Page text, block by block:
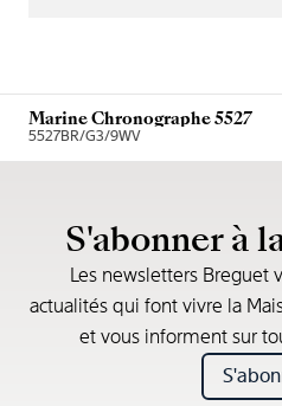
Marine Chronographe 5527
5527BR/G3/9WV
S'abonner à
Les newsletters Breguet
actualités qui font vivre la
et vous informent sur